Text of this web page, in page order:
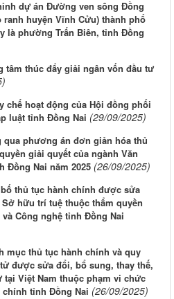
dự án Đường ven sông Đồng
ranh huyện Vĩnh Cửu) thành phố
là phường Trấn Biên, tỉnh Đồng
tâm thúc đẩy giải ngân vốn đầu tư
chế hoạt động của Hội đồng phối
luật tỉnh Đồng Nai (29/09/2025)
qua phương án đơn giản hóa thủ
giải quyết của ngành Văn
Đồng Nai năm 2025 (26/09/2025)
thủ tục hành chính được sửa
hữu trí tuệ thuộc thẩm quyền
Công nghệ tỉnh Đồng Nai
mục thủ tục hành chính và quy
được sửa đổi, bổ sung, thay thế,
Việt Nam thuộc phạm vi chức
chính tỉnh Đồng Nai (26/09/2025)